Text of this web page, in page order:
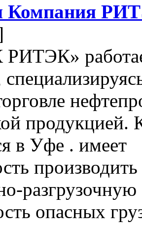
Компания
продукцией.
в Уфе . имеет
производить
разгрузочную
опасных